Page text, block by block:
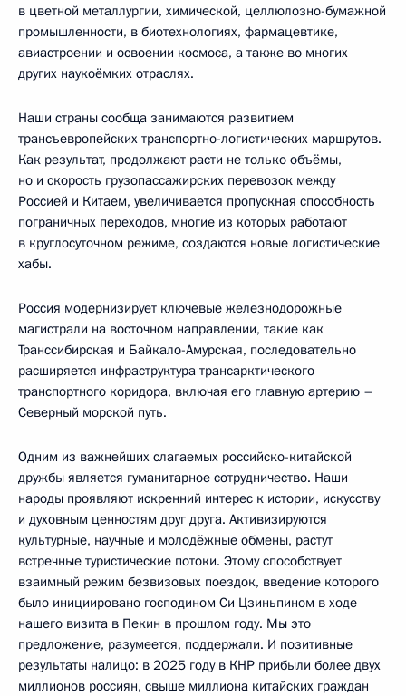
в цветной металлургии, химической, целлюлозно-бумажной
промышленности, в биотехнологиях, фармацевтике,
авиастроении и освоении космоса, а также во многих
других наукоёмких отраслях.
Наши страны сообща занимаются развитием
трансъевропейских транспортно-логистических маршрутов.
Как результат, продолжают расти не только объёмы,
но и скорость грузопассажирских перевозок между
Россией и Китаем, увеличивается пропускная способность
пограничных переходов, многие из которых работают
в круглосуточном режиме, создаются новые логистические
хабы.
Россия модернизирует ключевые железнодорожные
магистрали на восточном направлении, такие как
Транссибирская и Байкало-Амурская, последовательно
расширяется инфраструктура трансарктического
транспортного коридора, включая его главную артерию –
Северный морской путь.
Одним из важнейших слагаемых российско-китайской
дружбы является гуманитарное сотрудничество. Наши
народы проявляют искренний интерес к истории, искусству
и духовным ценностям друг друга. Активизируются
культурные, научные и молодёжные обмены, растут
встречные туристические потоки. Этому способствует
взаимный режим безвизовых поездок, введение которого
было инициировано господином Си Цзиньпином в ходе
нашего визита в Пекин в прошлом году. Мы это
предложение, разумеется, поддержали. И позитивные
результаты налицо: в 2025 году в КНР прибыли более двух
миллионов россиян, свыше миллиона китайских граждан